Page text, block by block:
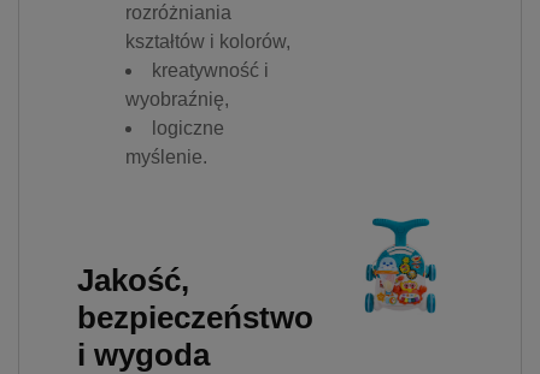
rozróżniania
kształtów i kolorów,
kreatywność i
wyobraźnię,
logiczne
myślenie.
Jakość,
bezpieczeństwo
i wygoda